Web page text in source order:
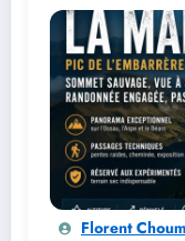
Florent